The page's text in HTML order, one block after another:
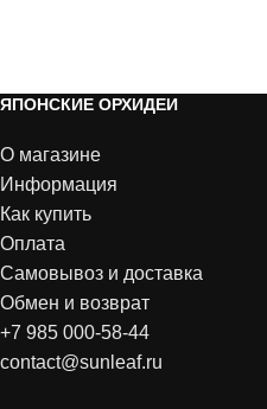
ЯПОНСКИЕ ОРХИДЕИ
О магазине
Информация
Как купить
Оплата
Самовывоз и доставка
Обмен и возврат
+7 985 000-58-44
contact@sunleaf.ru